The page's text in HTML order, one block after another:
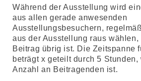
Während der Ausstellung wird
aus allen geradeanwesenden
Ausstellungsbesuchern,
aus der Ausstellung raus wählen,
Beitrag übrig ist. Die Zeitspanne
beträgt x geteilt durch 5 Stunden,
Anzahl an Beitragenden ist.